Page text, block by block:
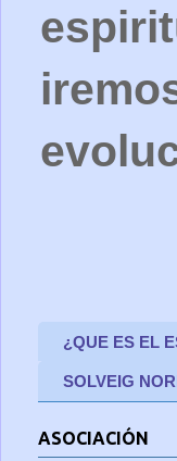
¿QUE ES EL
SOLVEIG
ASOCIACIÓN